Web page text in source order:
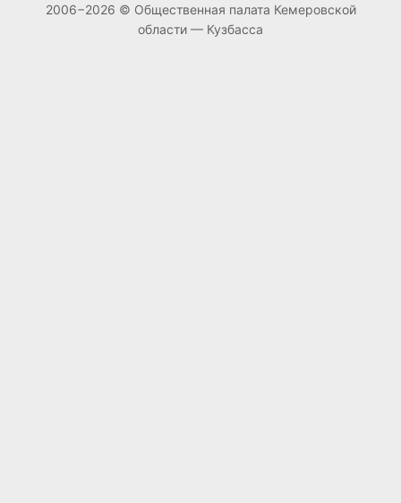
2006−2026 © Общественная палата Кемеровской
области — Кузбасса